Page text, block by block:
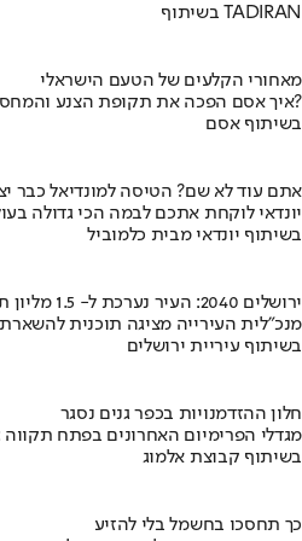
בשיתוף TADIRAN
מאחורי הקלעים של הטעם הישראלי
איך אסם הפכה את תקופת הצנע והמחסור הקשה של שנות ה-40 למותג לאומי?
בשיתוף אסם
אתם עוד לא שם? הטיסה למונדיאל כבר
יונדאי לוקחת אתכם לבמה הכי גדולה
בשיתוף יונדאי מבית כלמוביל
ירושלים 2040: העיר נערכת ל- 1.5 מליון תושבים
מנכ"לית העירייה מציגה תוכנית
בשיתוף עיריית ירושלים
חלון ההזדמנויות בכפר גנים נסגר
קבוצת אלמוג מציגה את פרויקט MALA: מגדלי הפרימיום האחרונים בפתח תקווה
בשיתוף קבוצת אלמוג
כך תחסכו בחשמל בלי להזיע